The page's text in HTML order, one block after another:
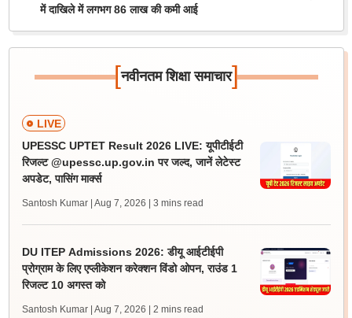
में दाखिले में लगभग 86 लाख की कमी आई
[नवीनतम शिक्षा समाचार]
LIVE
UPESSC UPTET Result 2026 LIVE: यूपीटीईटी
रिजल्ट @upessc.up.gov.in पर जल्द, जानें लेटेस्ट
अपडेट, पासिंग मार्क्स
Santosh Kumar | Aug 7, 2026 | 3 mins read
DU ITEP Admissions 2026: डीयू आईटीईपी
प्रोग्राम के लिए एप्लीकेशन करेक्शन विंडो ओपन, राउंड 1
रिजल्ट 10 अगस्त को
Santosh Kumar | Aug 7, 2026 | 2 mins read